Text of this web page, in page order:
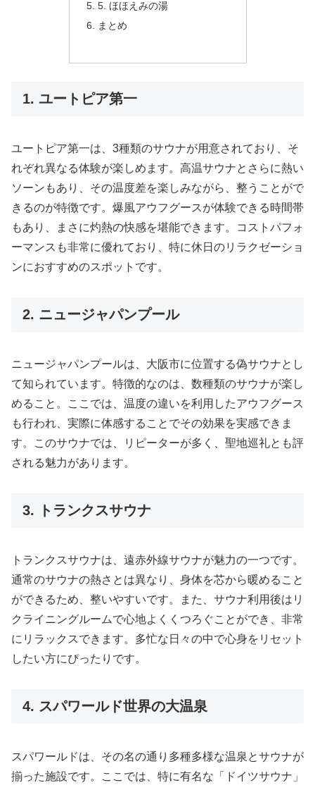
5. ほほえみの湯
まとめ
1. ユートピア第一
ユートピア第一は、3種類のサウナが用意されており、そ
れぞれ異なる体験が楽しめます。高温サウナとさらに熱い
ソーンもあり、その温度差を楽しみながら、整うことがで
きるのが特徴です。爆風アウフグースが体験できる時間帯
もあり、まさに灼熱の快感を堪能できます。コストパフォ
ーマンスも非常に優れており、特に休日のリラクゼーショ
ンにおすすめのスポットです。
2. ニュージャパンプール
ニュージャパンプールは、大阪市に位置する偽サウナとし
て知られています。特徴的なのは、数種類のサウナが楽し
めること。ここでは、温度の違いを利用したアウフグース
も行われ、実際に体感することでその効果を実感できま
す。このサウナでは、リピーターが多く、聖地巡礼とも評
される魅力があります。
3. トランクスサウナ
トランクスサウナは、遠赤外線サウナが魅力の一つです。
通常のサウナの熱さとは異なり、身体を芯から暖めること
ができるため、整いやすいです。また、サウナ利用後はリ
クライニングルームで心地よくくつろぐことができ、非常
にリラックスできます。多忙な日々の中で心身をリセット
したい方にぴったりです。
4. スパワールド世界の大温泉
スパワールドは、その名の通り多種多様な温泉とサウナが
揃った施設です。ここでは、特に有名な「ドイツサウナ」